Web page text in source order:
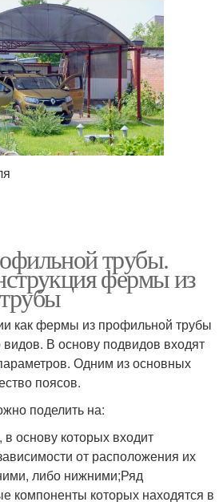
трубы.
фермы из
как фермы из профильной трубы
видов. В основу подвидов входят
Одним из основных
поясов.
поделить на:
в основу которых входит
от расположения их
либо нижними;Ряд
компоненты которых находятся в